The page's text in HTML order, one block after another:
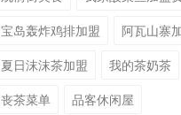
宝岛轰炸鸡排加盟
阿瓦山寨
夏日沫沫茶加盟
我的茶奶茶
丧茶菜单
品客休闲屋